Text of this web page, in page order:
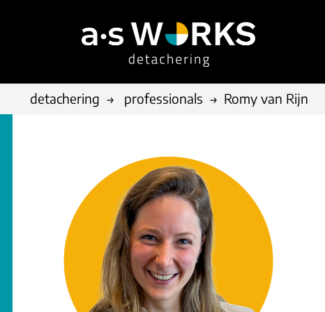
implementatie
optimalisatie
functioneel beheer
overige diensten
werving & selectie
vacatures
communicatie
detachering professionals Romy van Rijn